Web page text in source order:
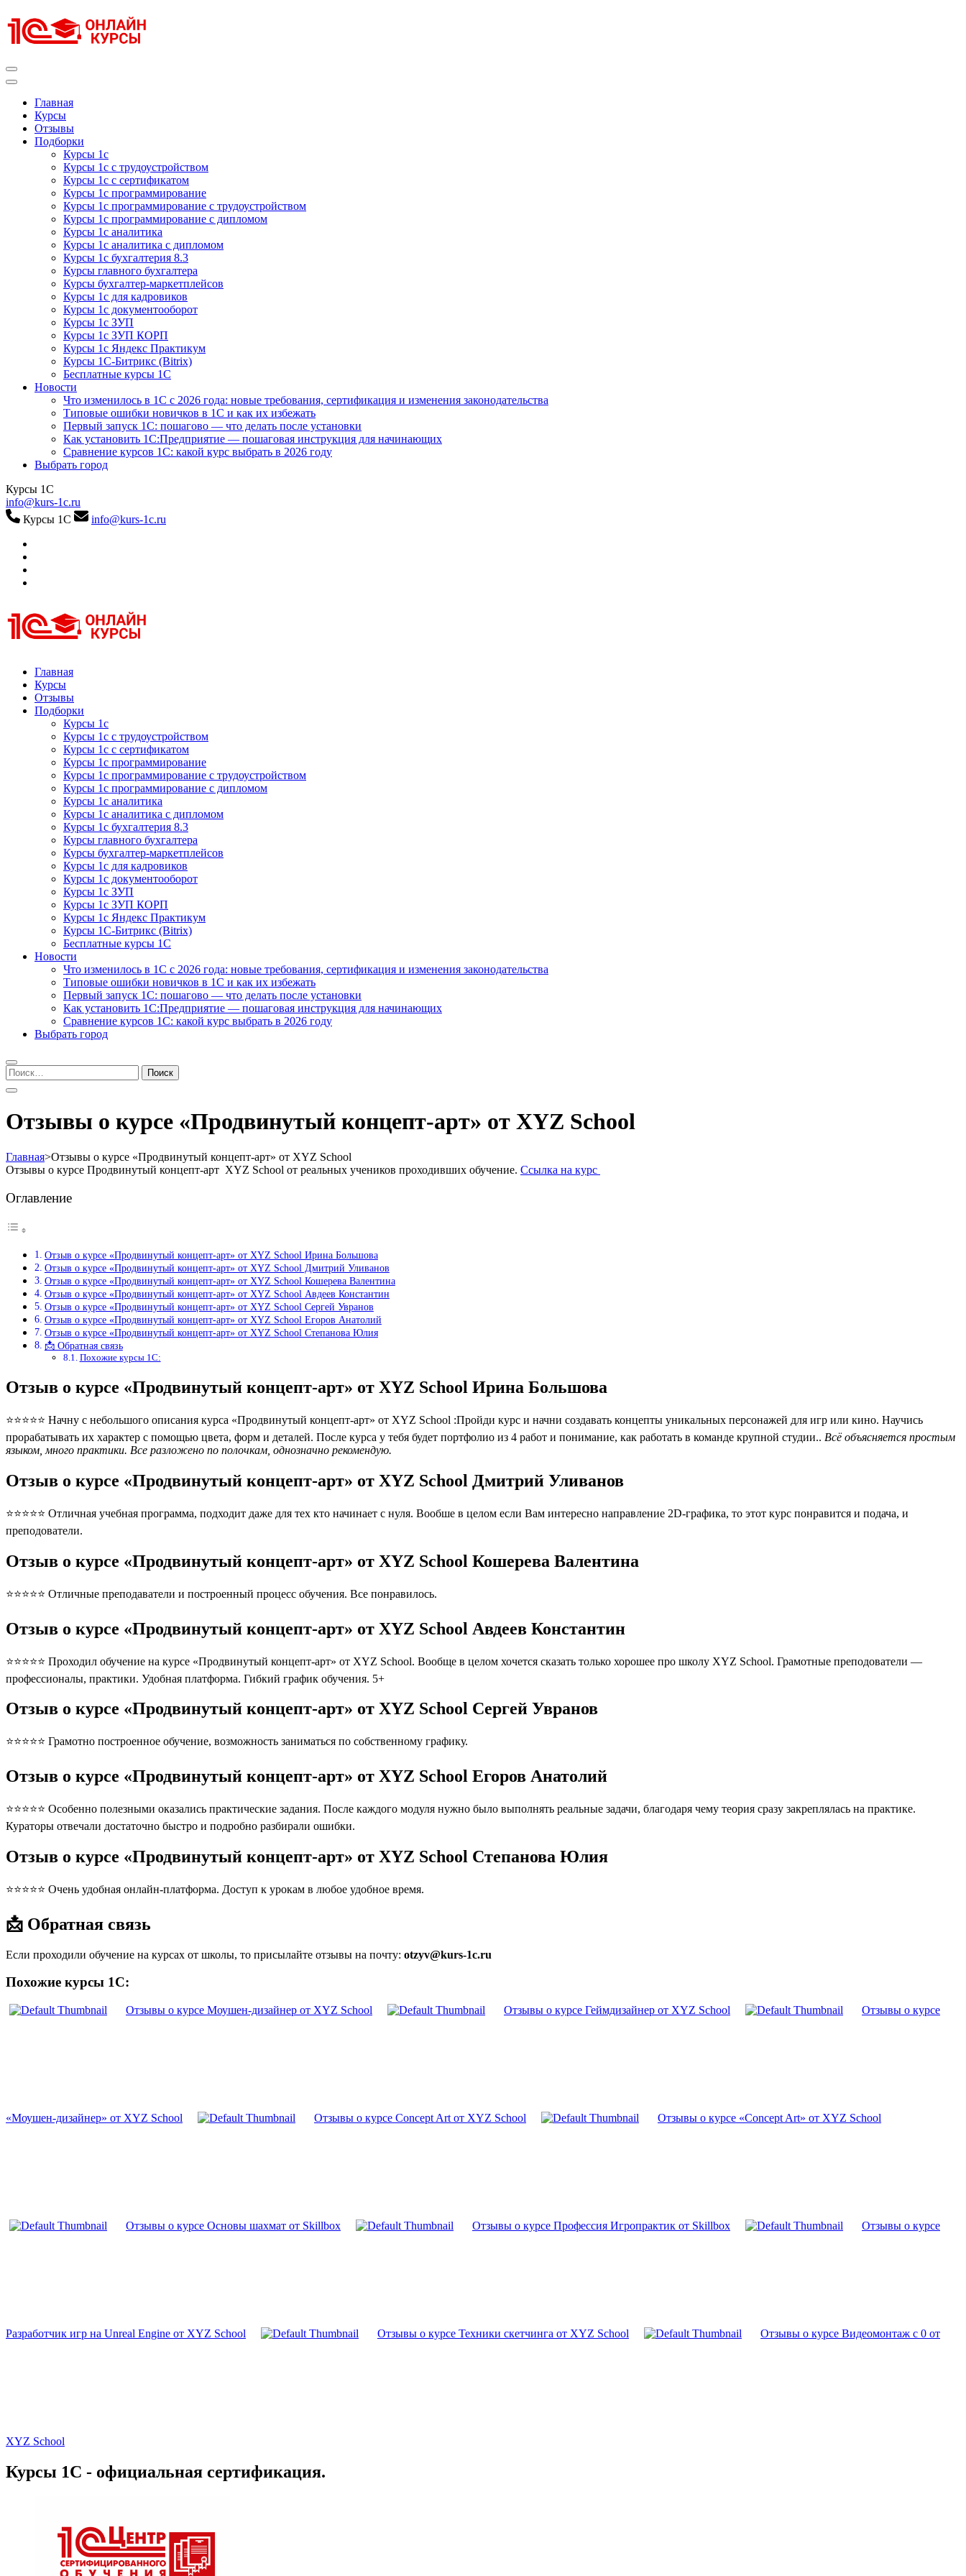
к
содержимому
Главная
Курсы
Отзывы
Подборки
Курсы 1с
Курсы 1с с трудоустройством
Курсы 1с с сертификатом
Курсы 1с программирование
Курсы 1с программирование с трудоустройством
Курсы 1с программирование с дипломом
Курсы 1с аналитика
Курсы 1с аналитика с дипломом
Курсы 1с бухгалтерия 8.3
Курсы главного бухгалтера
Курсы бухгалтер-маркетплейсов
Курсы 1с для кадровиков
Курсы 1с документооборот
Курсы 1с ЗУП
Курсы 1с ЗУП КОРП
Курсы 1с Яндекс Практикум
Курсы 1С-Битрикс (Bitrix)
Бесплатные курсы 1С
Новости
Что изменилось в 1С с 2026 года: новые требования, сертификация и изменения законодательства
Типовые ошибки новичков в 1С и как их избежать
Первый запуск 1С: пошагово — что делать после установки
Как установить 1С:Предприятие — пошаговая инструкция для начинающих
Сравнение курсов 1С: какой курс выбрать в 2026 году
Выбрать город
Курсы 1С
info@kurs-1c.ru
Курсы 1С
info@kurs-1c.ru
Курсы 1С
Курсы 1С официальная сертификация
Главная
Курсы
Отзывы
Подборки
Курсы 1с
Курсы 1с с трудоустройством
Курсы 1с с сертификатом
Курсы 1с программирование
Курсы 1с программирование с трудоустройством
Курсы 1с программирование с дипломом
Курсы 1с аналитика
Курсы 1с аналитика с дипломом
Курсы 1с бухгалтерия 8.3
Курсы главного бухгалтера
Курсы бухгалтер-маркетплейсов
Курсы 1с для кадровиков
Курсы 1с документооборот
Курсы 1с ЗУП
Курсы 1с ЗУП КОРП
Курсы 1с Яндекс Практикум
Курсы 1С-Битрикс (Bitrix)
Бесплатные курсы 1С
Новости
Что изменилось в 1С с 2026 года: новые требования, сертификация и изменения законодательства
Типовые ошибки новичков в 1С и как их избежать
Первый запуск 1С: пошагово — что делать после установки
Как установить 1С:Предприятие — пошаговая инструкция для начинающих
Сравнение курсов 1С: какой курс выбрать в 2026 году
Выбрать город
Найти:
Отзывы о курсе «Продвинутый концепт-арт» от XYZ School
Главная>Отзывы о курсе «Продвинутый концепт-арт» от XYZ School
Отзывы о курсе Продвинутый концепт-арт XYZ School от реальных учеников проходивших обучение. Ссылка на курс
Оглавление
Отзыв о курсе «Продвинутый концепт-арт» от XYZ School Ирина Большова
Отзыв о курсе «Продвинутый концепт-арт» от XYZ School Дмитрий Уливанов
Отзыв о курсе «Продвинутый концепт-арт» от XYZ School Кошерева Валентина
Отзыв о курсе «Продвинутый концепт-арт» от XYZ School Авдеев Константин
Отзыв о курсе «Продвинутый концепт-арт» от XYZ School Сергей Увранов
Отзыв о курсе «Продвинутый концепт-арт» от XYZ School Егоров Анатолий
Отзыв о курсе «Продвинутый концепт-арт» от XYZ School Степанова Юлия
📩 Обратная связь
Похожие курсы 1С:
Отзыв о курсе «Продвинутый концепт-арт» от XYZ School Ирина Большова
⭐⭐⭐⭐⭐ Начну с небольшого описания курса «Продвинутый концепт-арт» от XYZ School :Пройди курс и начни создавать концепты уникальных персонажей для игр или кино. Научись
прорабатывать их характер с помощью цвета, форм и деталей. После курса у тебя будет портфолио из 4 работ и понимание, как работать в команде крупной студии.. Всё объясняется простым
языком, много практики. Все разложено по полочкам, однозначно рекомендую.
Отзыв о курсе «Продвинутый концепт-арт» от XYZ School Дмитрий Уливанов
⭐⭐⭐⭐⭐ Отличная учебная программа, подходит даже для тех кто начинает с нуля. Вообше в целом если Вам интересно направление 2D-графика, то этот курс понравится и подача, и
преподователи.
Отзыв о курсе «Продвинутый концепт-арт» от XYZ School Кошерева Валентина
⭐⭐⭐⭐⭐ Отличные преподаватели и построенный процесс обучения. Все понравилось.
Отзыв о курсе «Продвинутый концепт-арт» от XYZ School Авдеев Константин
⭐⭐⭐⭐⭐ Проходил обучение на курсе «Продвинутый концепт-арт» от XYZ School. Вообще в целом хочется сказать только хорошее про школу XYZ School. Грамотные преподователи —
профессионалы, практики. Удобная платформа. Гибкий график обучения. 5+
Отзыв о курсе «Продвинутый концепт-арт» от XYZ School Сергей Увранов
⭐⭐⭐⭐⭐ Грамотно построенное обучение, возможность заниматься по собственному графику.
Отзыв о курсе «Продвинутый концепт-арт» от XYZ School Егоров Анатолий
⭐⭐⭐⭐⭐ Особенно полезными оказались практические задания. После каждого модуля нужно было выполнять реальные задачи, благодаря чему теория сразу закреплялась на практике.
Кураторы отвечали достаточно быстро и подробно разбирали ошибки.
Отзыв о курсе «Продвинутый концепт-арт» от XYZ School Степанова Юлия
⭐⭐⭐⭐⭐ Очень удобная онлайн-платформа. Доступ к урокам в любое удобное время.
📩 Обратная связь
Если проходили обучение на курсах от школы, то присылайте отзывы на почту: otzyv@kurs-1c.ru
Похожие курсы 1С:
Отзывы о курсе Моушен-дизайнер от XYZ School Отзывы о курсе Геймдизайнер от XYZ School Отзывы о курсе
«Моушен-дизайнер» от XYZ School Отзывы о курсе Concept Art от XYZ School Отзывы о курсе «Concept Art» от XYZ School
Отзывы о курсе Основы шахмат от Skillbox Отзывы о курсе Профессия Игропрактик от Skillbox Отзывы о курсе
Разработчик игр на Unreal Engine от XYZ School Отзывы о курсе Техники скетчинга от XYZ School Отзывы о курсе Видеомонтаж с 0 от
XYZ School
Курсы 1С - официальная сертификация.